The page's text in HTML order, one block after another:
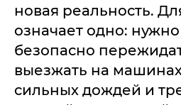
новая реальность.
означает одно: нужно
безопасно
выезжать на
сильных дождей и